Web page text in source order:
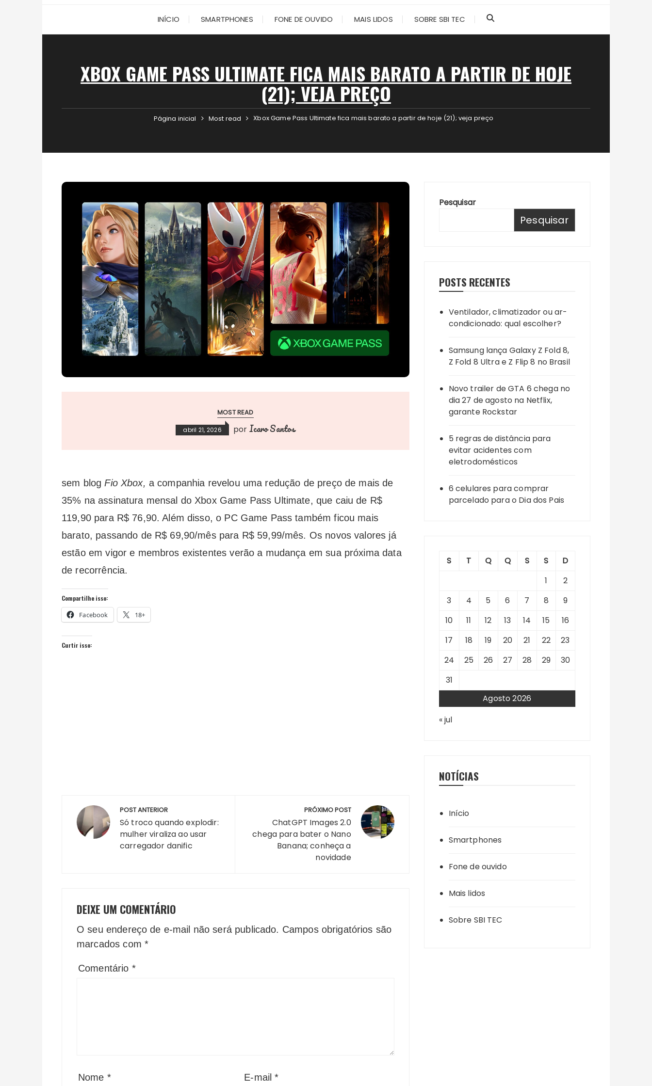
INÍCIO SMARTPHONES FONE DE OUVIDO MAIS LIDOS SOBRE SBI TEC
XBOX GAME PASS ULTIMATE FICA MAIS BARATO A PARTIR DE HOJE
(21); VEJA PREÇO
Página inicial Most read Xbox Game Pass Ultimate fica mais barato a partir de hoje (21); veja preço
MOST READ
abril 21, 2026 por Icaro Santos
sem blog Fio Xbox, a companhia revelou uma redução de preço de mais de
35% na assinatura mensal do Xbox Game Pass Ultimate, que caiu de R$
119,90 para R$ 76,90. Além disso, o PC Game Pass também ficou mais
barato, passando de R$ 69,90/mês para R$ 59,99/mês. Os novos valores já
estão em vigor e membros existentes verão a mudança em sua próxima data
de recorrência.
Compartilhe isso:
Facebook 18+
Curtir isso:
Navegação
de
Post
POST ANTERIOR
Só troco quando explodir:
mulher viraliza ao usar
carregador danific
PRÓXIMO POST
ChatGPT Images 2.0
chega para bater o Nano
Banana; conheça a
novidade
DEIXE UM COMENTÁRIO
O seu endereço de e-mail não será publicado. Campos obrigatórios são
marcados com *
Comentário *
Nome * E-mail*
Pesquisar
Pesquisar
POSTS RECENTES
Ventilador, climatizador ou ar-
condicionado: qual escolher?
Samsung lança Galaxy Z Fold 8,
Z Fold 8 Ultra e Z Flip 8 no Brasil
Novo trailer de GTA 6 chega no
dia 27 de agosto na Netflix,
garante Rockstar
5 regras de distância para
evitar acidentes com
eletrodomésticos
6 celulares para comprar
parcelado para o Dia dos Pais
Agosto 2026
S T Q Q S S
D
1
2
3
4 5 6 7 8
9
10
11 12 13 14 15
16
17
18 19 20 21 22
23
24
25 26 27 28 29
30
31
« jul
NOTÍCIAS
Início
Smartphones
Fone de ouvido
Mais lidos
Sobre SBI TEC